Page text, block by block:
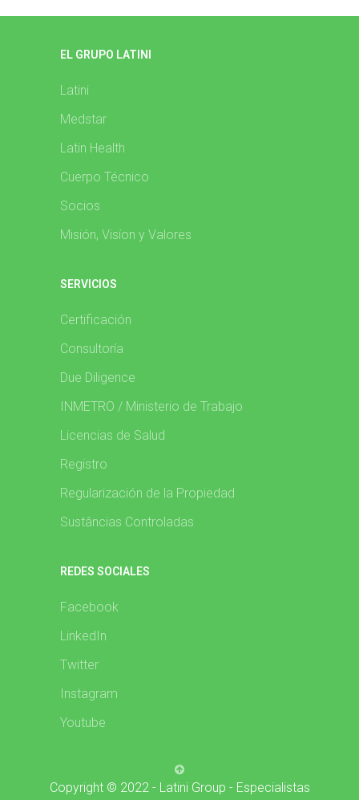
EL GRUPO LATINI
Latini
Medstar
Latin Health
Cuerpo Técnico
Socios
Misión, Visíon y Valores
SERVICIOS
Certificación
Consultoría
Due Diligence
INMETRO / Ministerio de Trabajo
Licencias de Salud
Registro
Regularización de la Propiedad
Sustâncias Controladas
REDES SOCIALES
Facebook
LinkedIn
Twitter
Instagram
Youtube
Copyright © 2022 - Latini Group - Especialistas